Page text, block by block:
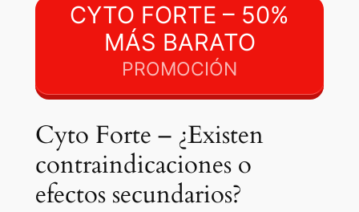
CYTO FORTE – 50%
MÁS BARATO
PROMOCIÓN
Cyto Forte – ¿Existen
contraindicaciones o
efectos secundarios?